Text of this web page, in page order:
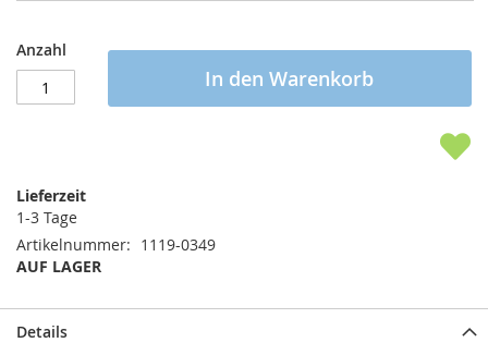
Anzahl
In den Warenkorb
Lieferzeit
1-3 Tage
Artikelnummer
1119-0349
AUF LAGER
Details